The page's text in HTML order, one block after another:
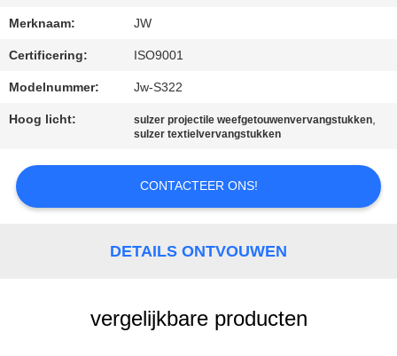
VRAAG
EEN
OFFERTE
SITEMAP
Merknaam: JW
Certificering: ISO9001
Modelnummer: Jw-S322
Hoog licht: sulzer projectile weefgetouwenvervangstukken,
sulzer textielvervangstukken
CONTACTEER ONS!
DETAILS ONTVOUWEN
vergelijkbare producten